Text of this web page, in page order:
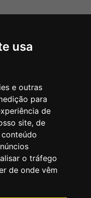
usa
e outras
para
de
site, de
o tráfego
de onde vêm